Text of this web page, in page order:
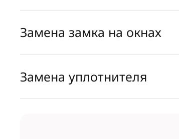
Замена замка на окнах
Замена уплотнителя